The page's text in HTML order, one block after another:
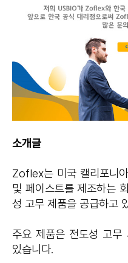
소개글
Zoflex는 미국 캘리포니
및 페이스트를 제조하는
성 고무 제품을 공급하고
주요 제품은 전도성 고무
있습니다.